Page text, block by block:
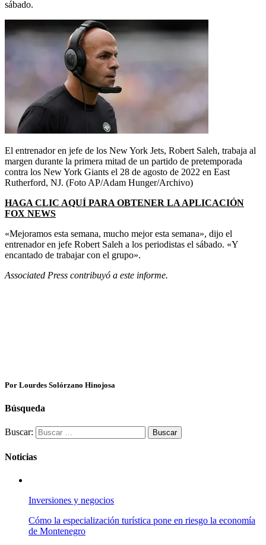
sábado.
El entrenador en jefe de los New York Jets, Robert Saleh, trabaja al
margen durante la primera mitad de un partido de pretemporada
contra los New York Giants el 28 de agosto de 2022 en East
Rutherford, NJ. (Foto AP/Adam Hunger/Archivo)
HAGA CLIC AQUÍ PARA OBTENER LA APLICACIÓN
FOX NEWS
«Mejoramos esta semana, mucho mejor esta semana», dijo el
entrenador en jefe Robert Saleh a los periodistas el sábado. «Y
encantado de trabajar con el grupo».
Associated Press contribuyó a este informe.
Por Lourdes Solórzano Hinojosa
Búsqueda
Buscar:
Noticias
Inversiones y negocios
Cómo la especialización turística pone en riesgo la economía
de Montenegro